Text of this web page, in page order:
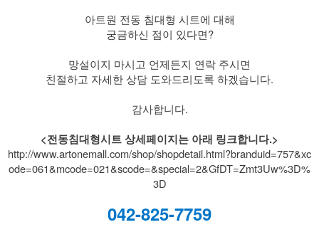
​ 아트원 전동 침대형 시트에 대해
궁금하신 점이 있다면?
​ 망설이지 마시고 언제든지 연락 주시면
친절하고 자세한 상담 도와드리도록 하겠습니다.
감사합니다.
<전동침대형시트 상세페이지는 아래 링크합니다.>
http://www.artonemall.com/shop/shopdetail.html?branduid=757&xc
ode=061&mcode=021&scode=&special=2&GfDT=Zmt3Uw%3D%
3D
042-825-7759